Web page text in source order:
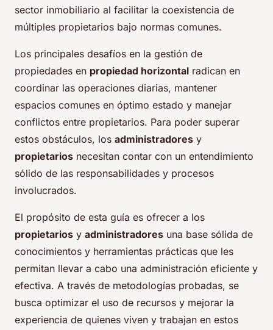
sector inmobiliario al facilitar la coexistencia de
múltiples propietarios bajo normas comunes.
Los principales desafíos en la gestión de
propiedades en propiedad horizontal radican en
coordinar las operaciones diarias, mantener
espacios comunes en óptimo estado y manejar
conflictos entre propietarios. Para poder superar
estos obstáculos, los administradores y
propietarios necesitan contar con un entendimiento
sólido de las responsabilidades y procesos
involucrados.
El propósito de esta guía es ofrecer a los
propietarios y administradores una base sólida de
conocimientos y herramientas prácticas que les
permitan llevar a cabo una administración eficiente y
efectiva. A través de metodologías probadas, se
busca optimizar el uso de recursos y mejorar la
experiencia de quienes viven y trabajan en estos